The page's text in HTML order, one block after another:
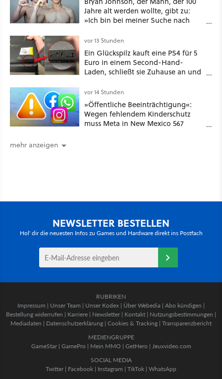
Jahre alt werden wollte, gibt zu:
»Ich bin bei meiner Suche nach
vor 13 Stunden
Ein Glückspilz kauft eine PS4 für 5
Euro in einem Second-Hand-
Laden, schließt sie Zuhause an und
funktionierende PlayStation [Best of
GameStar]
vor 14 Stunden
»Öffentliche Beeinträchtigung«:
Wegen fehlendem Kinderschutz
muss Meta in New Mexico 567
mehr anzeigen
NEWSLETTER BESTELLEN
Hol' dir die neuesten Infos zu Games und Hardware direkt ins Postfach
RUBRIKEN
Impressum | Unser Team | Unser Kodex | Über Webedia | Abo kündigen |
Bestellung widerrufen | Karriere | Newsletter | Kontakt | Nutzungsbestimmungen |
Mediadaten | Datenschutzerklärung | Cookies & Tracking | Transparenzbericht
MEDIENGRUPPE
GameStar| GamePro | Mein MMO | GetHero | Jeuxvideo.com
SOCIAL MEDIA
Twitter | Facebook | Instagram | TikTok | WhatsApp